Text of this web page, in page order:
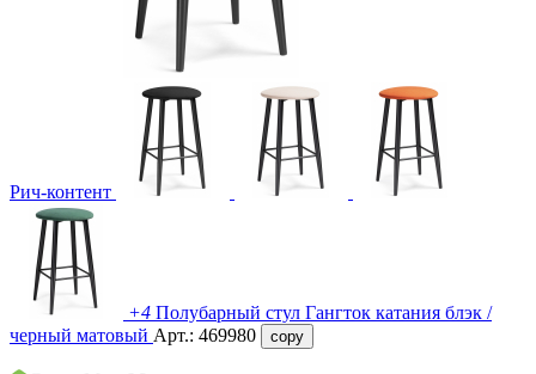
Рич-контент
+4 Полубарный стул Гангток катания блэк /
черный матовый Арт.: 469980 copy